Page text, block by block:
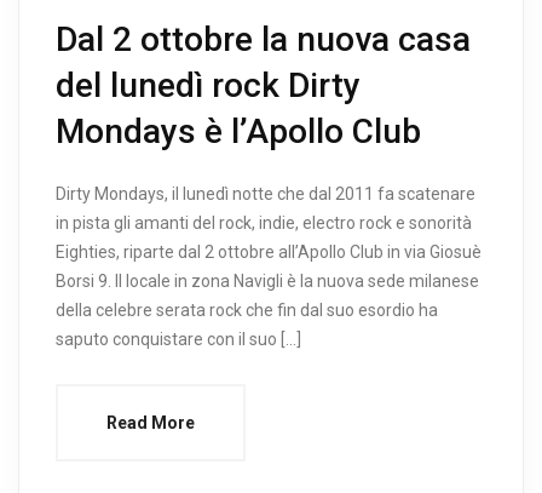
Dal 2 ottobre la nuova casa
del lunedì rock Dirty
Mondays è l’Apollo Club
Dirty Mondays, il lunedì notte che dal 2011 fa scatenare
in pista gli amanti del rock, indie, electro rock e sonorità
Eighties, riparte dal 2 ottobre all’Apollo Club in via Giosuè
Borsi 9. Il locale in zona Navigli è la nuova sede milanese
della celebre serata rock che fin dal suo esordio ha
saputo conquistare con il suo […]
Read More